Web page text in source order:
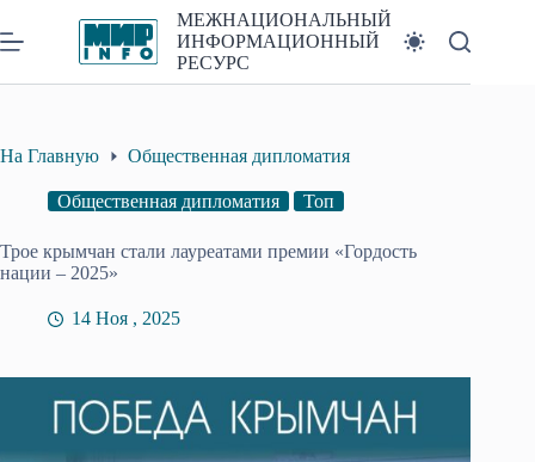
к
сути
МЕЖНАЦИОНАЛЬНЫЙ
ИНФОРМАЦИОННЫЙ
РЕСУРС
На Главную Общественная дипломатия
Общественная дипломатия Топ
Трое крымчан стали лауреатами премии «Гордость
нации – 2025»
14 Ноя , 2025